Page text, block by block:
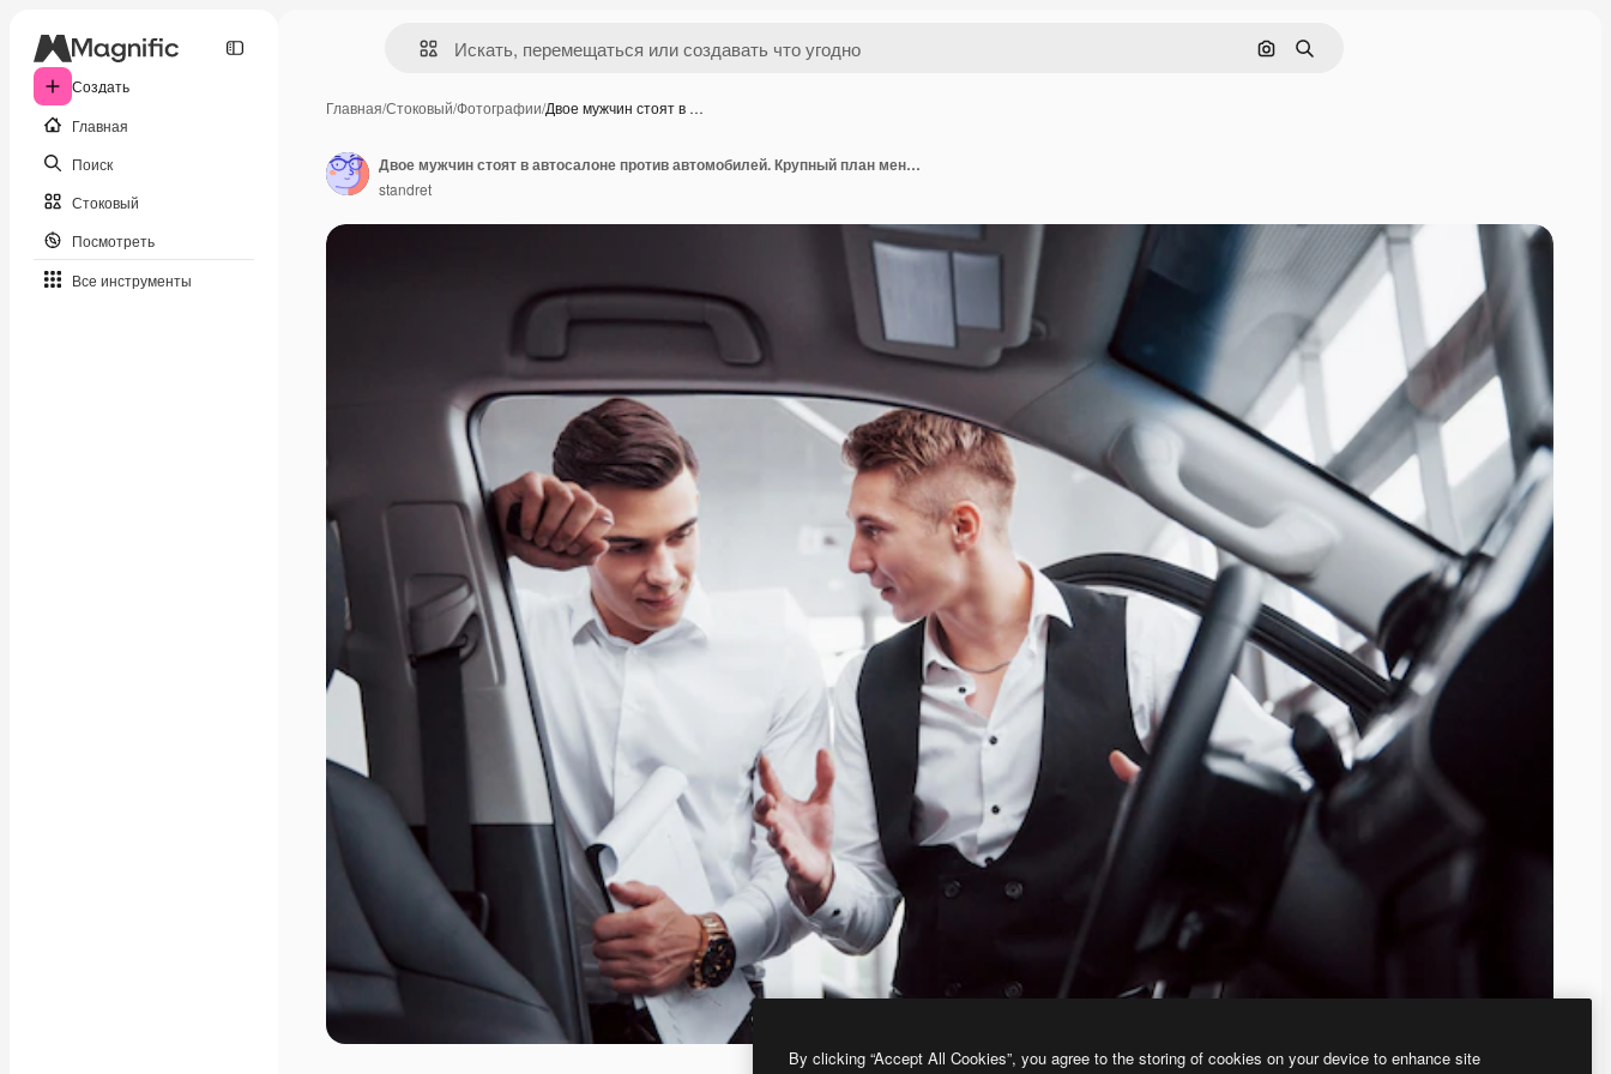
Создать
Главная
Поиск
Стоковый
Посмотреть
Все инструменты
Поиск по изображению
Поиск
Главная/Стоковый/Фотографии/Двое мужчин стоят в …
Двое мужчин стоят в автосалоне против автомобилей. Крупный план менеджера по продажам в костюме, который продает автомобиль покупателю. Продавец передает ключ покупателю.
standret
By clicking “Accept All Cookies”, you agree to the storing of cookies on your device to enhance site